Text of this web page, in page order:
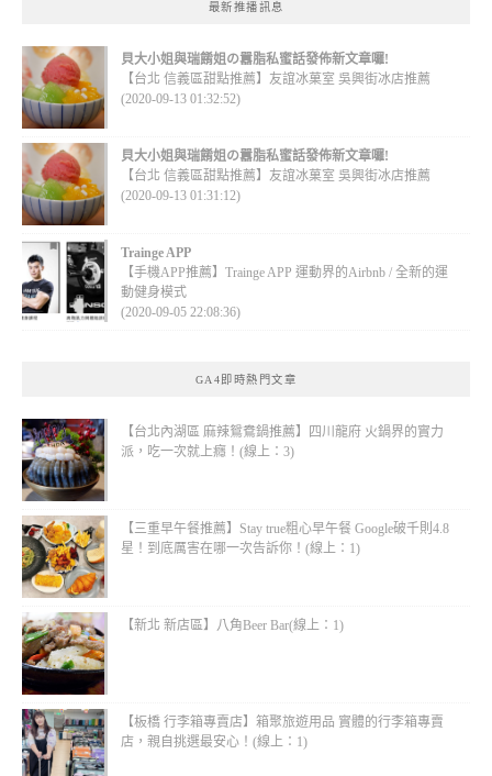
最新推播訊息
貝大小姐與瑞餚姐の囂脂私蜜話發佈新文章囉!
【台北 信義區甜點推薦】友誼冰菓室 吳興街冰店推薦
(2020-09-13 01:32:52)
貝大小姐與瑞餚姐の囂脂私蜜話發佈新文章囉!
【台北 信義區甜點推薦】友誼冰菓室 吳興街冰店推薦
(2020-09-13 01:31:12)
Trainge APP
【手機APP推薦】Trainge APP 運動界的Airbnb / 全新的運
動健身模式
(2020-09-05 22:08:36)
GA4即時熱門文章
【台北內湖區 麻辣鴛鴦鍋推薦】四川龍府 火鍋界的實力
派，吃一次就上癮！(線上：3)
【三重早午餐推薦】Stay true粗心早午餐 Google破千則4.8
星！到底厲害在哪一次告訴你！(線上：1)
【新北 新店區】八角Beer Bar(線上：1)
【板橋 行李箱專賣店】箱聚旅遊用品 實體的行李箱專賣
店，親自挑選最安心！(線上：1)